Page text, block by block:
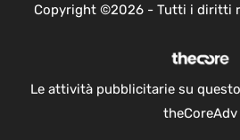
Copyright ©2026 - Tutti i diritti
Le attività pubblicitarie su
theCoreAdv